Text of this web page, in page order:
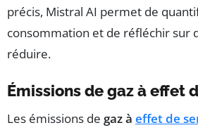
précis, Mistral AI permet de
consommation et de réfléchir sur
réduire.
Émissions de gaz à effet
Les émissions de gaz à effet de